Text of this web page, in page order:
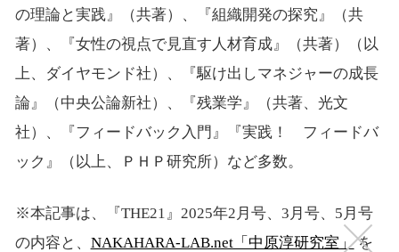
の理論と実践』（共著）、『組織開発の探究』（共
著）、『女性の視点で見直す人材育成』（共著）（以
上、ダイヤモンド社）、『駆け出しマネジャーの成長
論』（中央公論新社）、『残業学』（共著、光文
社）、『フィードバック入門』『実践！ フィードバ
ック』（以上、ＰＨＰ研究所）など多数。
※本記事は、『THE21』2025年2月号、3月号、5月号
の内容と、 NAKAHARA-LAB.net「中原淳研究室」を